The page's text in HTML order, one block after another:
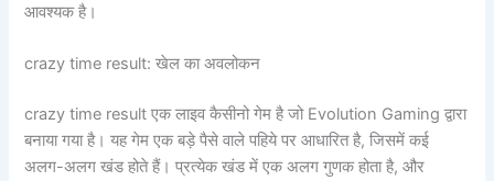
आवश्यक है।
crazy time result: खेल का अवलोकन
crazy time result एक लाइव कैसीनो गेम है जो Evolution Gaming द्वारा
बनाया गया है। यह गेम एक बड़े पैसे वाले पहिये पर आधारित है, जिसमें कई
अलग-अलग खंड होते हैं। प्रत्येक खंड में एक अलग गुणक होता है, और